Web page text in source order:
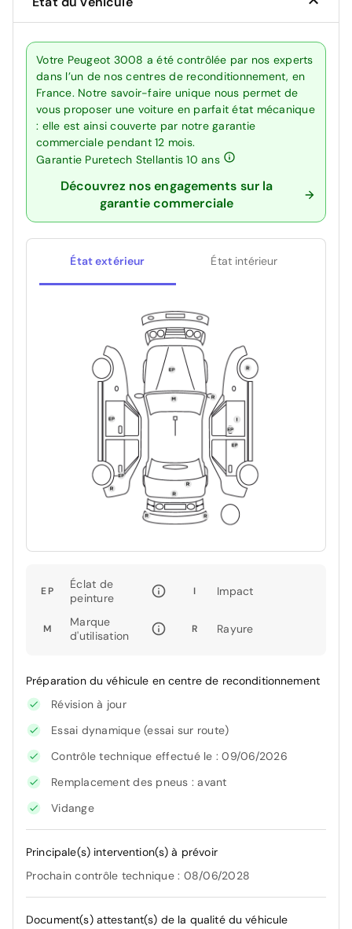
Votre Peugeot 3008 a été contrôlée par nos experts
dans l’un de nos centres de reconditionnement, en
France. Notre savoir-faire unique nous permet de
vous proposer une voiture en parfait état mécanique
: elle est ainsi couverte par notre garantie
commerciale pendant 12 mois.
Garantie Puretech Stellantis 10 ans
Découvrez nos engagements sur la
garantie commerciale
État extérieur État intérieur
EP
Éclat de
peinture
I Impact
M
Marque
d'utilisation
R Rayure
Préparation du véhicule en centre de reconditionnement
Révision à jour
Essai dynamique (essai sur route)
Contrôle technique effectué le : 09/06/2026
Remplacement des pneus : avant
Vidange
Principale(s) intervention(s) à prévoir
Prochain contrôle technique : 08/06/2028
Document(s) attestant(s) de la qualité du véhicule